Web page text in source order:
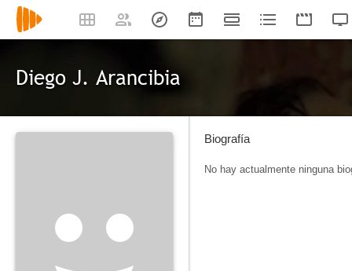
Diego J. Arancibia
Biografía
No hay actualmente ninguna